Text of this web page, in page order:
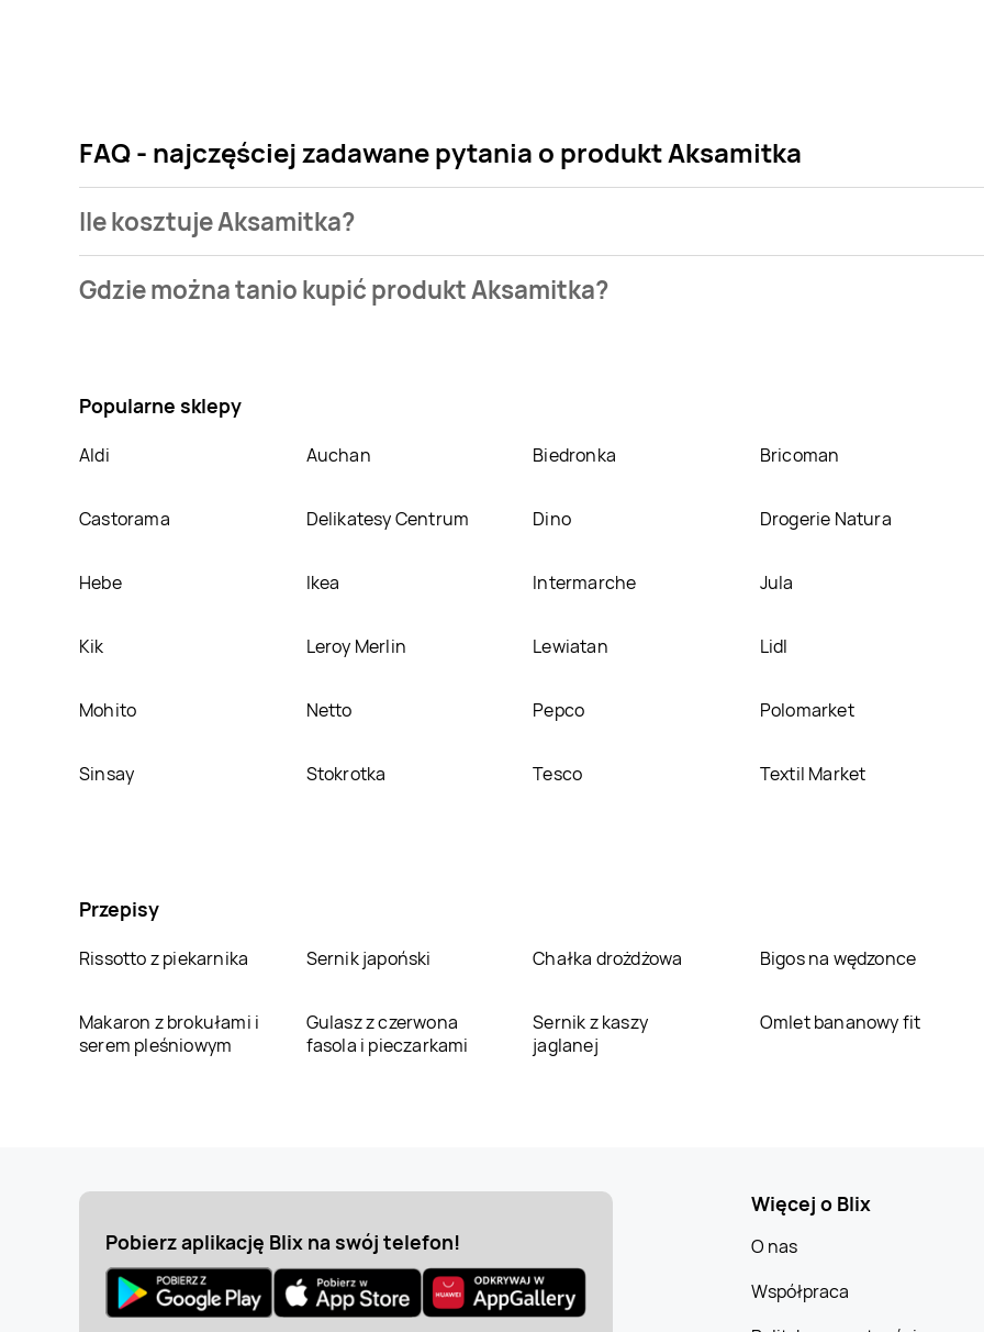
FAQ - najczęściej zadawane pytania o produkt Aksamitka
Ile kosztuje Aksamitka?
kosztuje od 7,39 zł do 11,99 zł.
Gdzie można tanio kupić produkt Aksamitka?
Popularne sklepy
Aldi Auchan Biedronka Bricoman
Castorama Delikatesy Centrum Dino Drogerie Natura
Hebe Ikea Intermarche Jula
Kik Leroy Merlin Lewiatan Lidl
Mohito Netto Pepco Polomarket
Sinsay Stokrotka Tesco Textil Market
Przepisy
Rissotto z piekarnika Sernik japoński Chałka drożdżowa Bigos na wędzonce
Makaron z brokułami i
serem pleśniowym
Gulasz z czerwona
fasola i pieczarkami
Sernik z kaszy
jaglanej
Omlet bananowy fit
Pobierz aplikację Blix na swój telefon!
Więcej o Blix
O nas
Współpraca